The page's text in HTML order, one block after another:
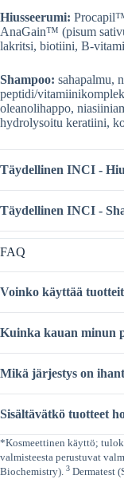
Hiusseerumi:
AnaGain™ (pisum
lakritsi, biotiini, B-
Shampoo: sahapalmu,
peptidi/
oleanolihappo,
hydrolysoitu keratiini,
Täydellinen INCI -
Täydellinen INCI -
FAQ
Voinko käyttää
Kuinka kauan minun
Mikä järjestys on
Sisältävätkö tuotteet
*Kosmeettinen käyttö;
valmisteesta perustuvat
Biochemistry). 3 Dermatest